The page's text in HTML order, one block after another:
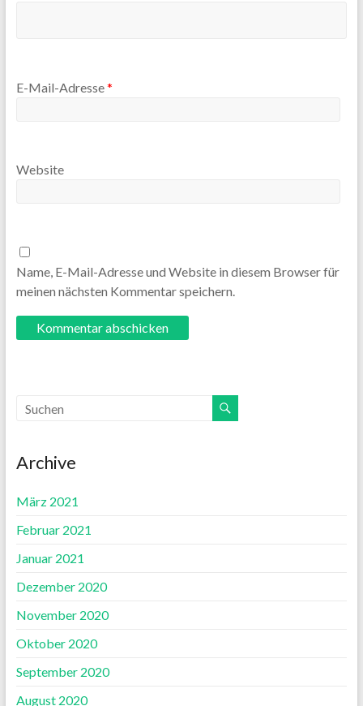
E-Mail-Adresse*
Website
Name, E-Mail-Adresse und Website in diesem Browser für
meinen nächsten Kommentar speichern.
Archive
März 2021
Februar 2021
Januar 2021
Dezember 2020
November 2020
Oktober 2020
September 2020
August 2020